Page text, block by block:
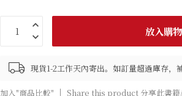
放入購
現貨1-2工作天內寄出。如訂量超過庫存，
加入"商品比較" Share this product 分享此書